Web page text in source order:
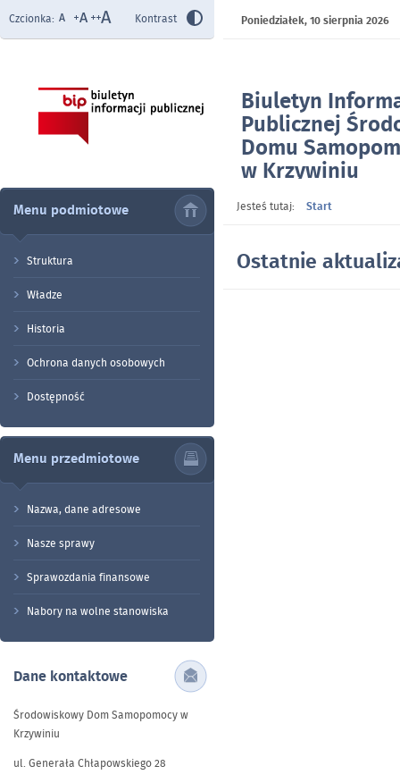
Biuletyn
Publicznej
Domu
w Krzywiniu
- Strona główna
Czcionka: Kontrast Poniedziałek,10 sierpnia 2026
Menu podmiotowe
Struktura
Władze
Historia
Ochrona danych osobowych
Dostępność
Menu przedmiotowe
Nazwa, dane adresowe
Nasze sprawy
Sprawozdania finansowe
Nabory na wolne stanowiska
Dane kontaktowe
Środowiskowy Dom Samopomocy w
Krzywiniu
ul. Generała Chłapowskiego 28
Jesteś tutaj: Start
Ostatnie